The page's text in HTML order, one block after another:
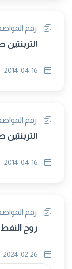
رقم المواصفة 22 /
التربنتين صنف
رقم المواصفة 23 /
التربنتين صنف رقم( 2
رقم المواصفة 24 /
روح النفط